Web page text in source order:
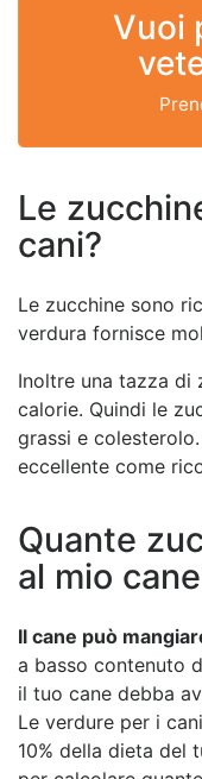
Vuoi
Le
cani?
Le zucchine sono
verdura fornisce
Inoltre una tazza di
calorie. Quindi le
grassi e
eccellente come
Quante
al mio
Il cane può
a basso contenuto
il tuo cane debba
Le verdure per i
10% della dieta del